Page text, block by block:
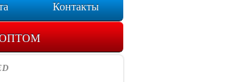
Контакты